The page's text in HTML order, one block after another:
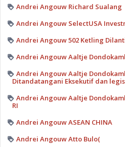
Andrei Angouw Richard Sualang
Andrei Angouw SelectUSA
Andrei Angouw 502 Ketling
Andrei Angouw Aaltje
Andrei Angouw Aaltje
Ditandatangani Eksekutif dan
Andrei Angouw Aaltje
RI
Andrei Angouw ASEAN CHINA
Andrei Angouw Atto Bulo(